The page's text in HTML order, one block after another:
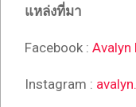
แหล่งที่มา
Facebook : Avalyn
Instagram :